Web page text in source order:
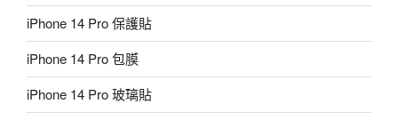
iPhone 14 Pro 保護貼
iPhone 14 Pro 包膜
iPhone 14 Pro 玻璃貼